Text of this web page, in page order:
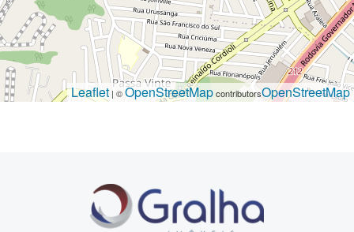
Leaflet | ©OpenStreetMapcontributorsOpenStreetMap